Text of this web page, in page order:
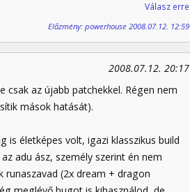
Válasz erre
Előzmény: powerhouse 2008.07.12. 12:59
2008.07.12. 20:17
csak az újabb patchekkel. Régen nem
mások hatását).
is életképes volt, igazi klasszikus build
adu ász, személy szerint én nem
runaszavad (2x dream + dragon